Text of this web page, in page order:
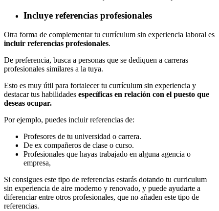
Incluye referencias profesionales
Otra forma de complementar tu currículum sin experiencia laboral es
incluir referencias profesionales.
De preferencia, busca a personas que se dediquen a carreras
profesionales similares a la tuya.
Esto es muy útil para fortalecer tu currículum sin experiencia y
destacar tus habilidades específicas en relación con el puesto que
deseas ocupar.
Por ejemplo, puedes incluir referencias de:
Profesores de tu universidad o carrera.
De ex compañeros de clase o curso.
Profesionales que hayas trabajado en alguna agencia o
empresa,
Si consigues este tipo de referencias estarás dotando tu curriculum
sin experiencia de aire moderno y renovado, y puede ayudarte a
diferenciar entre otros profesionales, que no añaden este tipo de
referencias.